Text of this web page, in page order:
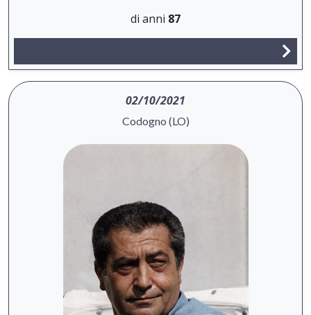
di anni 87
02/10/2021
Codogno (LO)